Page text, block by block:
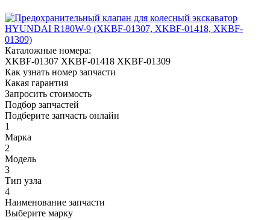
Каталожные номера:
XKBF-01307 XKBF-01418 XKBF-01309
Как узнать номер запчасти
Какая гарантия
Запросить стоимость
Подбор запчастей
Подберите запчасть онлайн
1
Марка
2
Модель
3
Тип узла
4
Наименование запчасти
Выберите марку